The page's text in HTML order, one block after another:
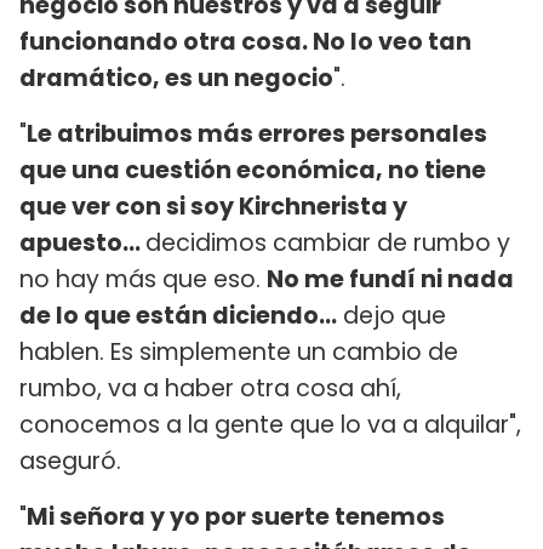
funcionando otra cosa. No lo veo tan
dramático, es un negocio".
"Le atribuimos más errores personales
que una cuestión económica, no tiene
que ver con si soy Kirchnerista y
apuesto...decidimos cambiar de rumbo y
no hay más que eso. No me fundí ni nada
de lo que están diciendo... dejo que
hablen. Es simplemente un cambio de
rumbo, va a haber otra cosa ahí,
conocemos a la gente que lo va a alquilar",
aseguró.
"Mi señora y yo por suerte tenemos